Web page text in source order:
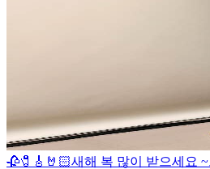
🥀🧷🎸🤘🏻새해 복 많이 받으세요 ~